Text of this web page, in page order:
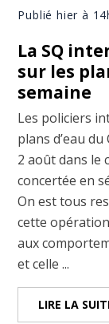
Publié hier à
La SQ
sur les
semaine
Les policiers
plans d’eau
2 août dans le
concertée en
On est tous
cette
aux
et celle ...
LIRE LA